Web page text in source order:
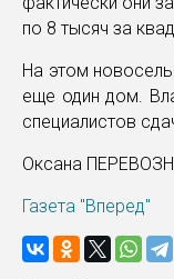
по 8 тысяч за
На этом
еще один дом.
специалистов
Оксана
Газета "Вперед"